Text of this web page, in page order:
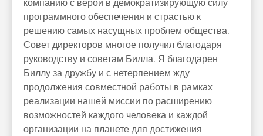
компанию с верой в демократизирующую силу
программного обеспечения и страстью к
решению самых насущных проблем общества.
Совет директоров многое получил благодаря
руководству и советам Билла. Я благодарен
Биллу за дружбу и с нетерпением жду
продолжения совместной работы в рамках
реализации нашей миссии по расширению
возможностей каждого человека и каждой
организации на планете для достижения